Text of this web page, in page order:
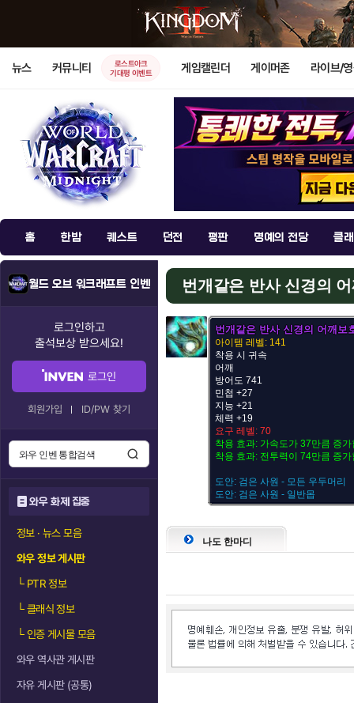
뉴스 커뮤니티
로스트아크
기대평 이벤트
게임캘린더 게이머존 라이브/
홈 한밤 퀘스트 던전 평판 명예의 전당 클
월드 오브 워크래프트 인벤
로그인하고
출석보상 받으세요!
로그인
회원가입 ID/PW 찾기
와우 화제 집중
정보 · 뉴스 모음
와우 정보 게시판
└PTR 정보
└클래식 정보
└인증 게시물 모음
와우 역사관 게시판
자유 게시판 (공통)
번개같은 반사 신경의
번개같은 반사 신경의 어깨보
아이템 레벨: 141
착용 시 귀속
어깨
방어도 741
민첩 +27
지능 +21
체력 +19
요구 레벨: 70
착용 효과: 가속도가 37만큼 증가
착용 효과: 전투력이 74만큼 증가
도안: 검은 사원 - 모든 우두머리
도안: 검은 사원 - 일반몹
나도 한마디